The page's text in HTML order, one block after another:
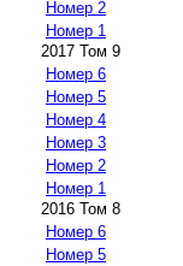
Номер 2
Номер 1
2017 Том 9
Номер 6
Номер 5
Номер 4
Номер 3
Номер 2
Номер 1
2016 Том 8
Номер 6
Номер 5